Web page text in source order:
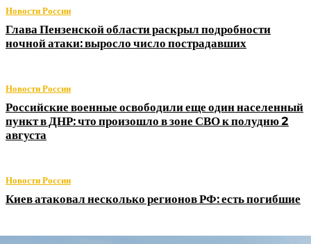
Новости России
Глава Пензенской области раскрыл подробности
ночной атаки: выросло число пострадавших
Новости России
Российские военные освободили еще один населенный
пункт в ДНР: что произошло в зоне СВО к полудню 2
августа
Новости России
Киев атаковал несколько регионов РФ: есть погибшие